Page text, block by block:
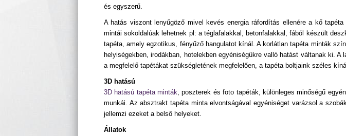
Metál-
Plüss
és egyszerű.
A hatás viszont lenyűgöző mivel kevés energia ráfordítás ellenére a kő
mintái sokoldalúak lehetnek pl: a téglafalakkal, betonfalakkal, fából készült
tapéta, amely egzotikus, fényűző hangulatot kínál. A korlátlan tapéta minták
helyiségekben, irodákban, hotelekben egyéniségükre valló hatást váltanak ki.
a megfelelő tapétákat szükségletének megfelelően, a tapéta boltjaink széles
3D hatású
3D hatású tapéta minták, poszterek és foto tapéták, különleges minőségű
munkái. Az absztrakt tapéta minta elvontságával egyéniséget varázsol a
jellemzi ezeket a belső helyeket.
Állatok